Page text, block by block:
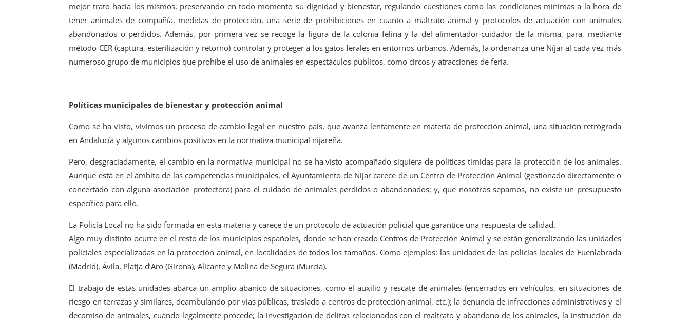
mejor trato hacia los mismos, preservando en todo momento su dignidad y bienestar, regulando cuestiones como las condiciones mínimas a la hora de
tener animales de compañía, medidas de protección, una serie de prohibiciones en cuanto a maltrato animal y protocolos de actuación con animales
abandonados o perdidos. Además, por primera vez se recoge la figura de la colonia felina y la del alimentador-cuidador de la misma, para, mediante
método CER (captura, esterilización y retorno) controlar y proteger a los gatos ferales en entornos urbanos. Además, la ordenanza une Níjar al cada vez más
numeroso grupo de municipios que prohíbe el uso de animales en espectáculos públicos, como circos y atracciones de feria.
Políticas municipales de bienestar y protección animal
Como se ha visto, vivimos un proceso de cambio legal en nuestro país, que avanza lentamente en materia de protección animal, una situación retrógrada
en Andalucía y algunos cambios positivos en la normativa municipal nijareña.
Pero, desgraciadamente, el cambio en la normativa municipal no se ha visto acompañado siquiera de políticas tímidas para la protección de los animales.
Aunque está en el ámbito de las competencias municipales, el Ayuntamiento de Níjar carece de un Centro de Protección Animal (gestionado directamente o
concertado con alguna asociación protectora) para el cuidado de animales perdidos o abandonados; y, que nosotros sepamos, no existe un presupuesto
específico para ello.
La Policía Local no ha sido formada en esta materia y carece de un protocolo de actuación policial que garantice una respuesta de calidad.
Algo muy distinto ocurre en el resto de los municipios españoles, donde se han creado Centros de Protección Animal y se están generalizando las unidades
policiales especializadas en la protección animal, en localidades de todos los tamaños. Como ejemplos: las unidades de las policías locales de Fuenlabrada
(Madrid), Ávila, Platja d’Aro (Girona), Alicante y Molina de Segura (Murcia).
El trabajo de estas unidades abarca un amplio abanico de situaciones, como el auxilio y rescate de animales (encerrados en vehículos, en situaciones de
riesgo en terrazas y similares, deambulando por vías públicas, traslado a centros de protección animal, etc.); la denuncia de infracciones administrativas y el
decomiso de animales, cuando legalmente procede; la investigación de delitos relacionados con el maltrato y abandono de los animales, la instrucción de